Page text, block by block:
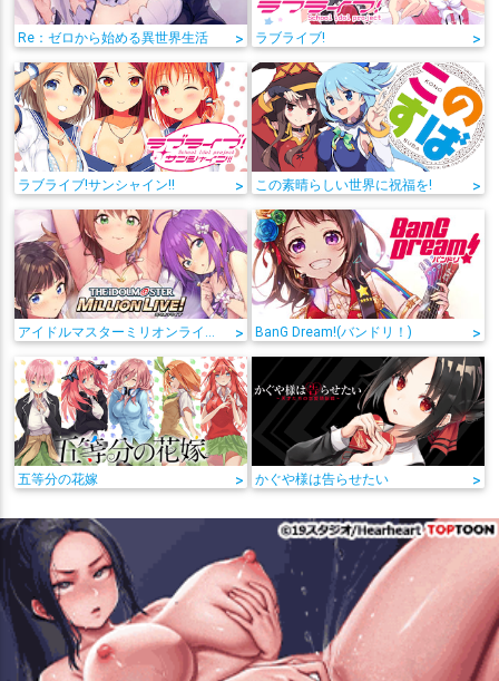
Re：ゼロから始める異世界生活 > ラブライブ! >
ラブライブ!サンシャイン!! > この素晴らしい世界に祝福を! >
> BanG Dream!(バンドリ！) >
五等分の花嫁 > かぐや様は告らせたい >